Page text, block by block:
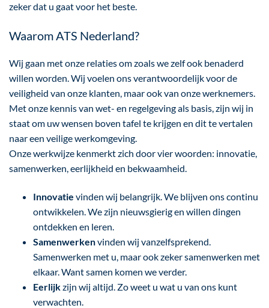
zeker dat u gaat voor het beste.
Waarom ATS Nederland?
Wij gaan met onze relaties om zoals we zelf ook benaderd
willen worden. Wij voelen ons verantwoordelijk voor de
veiligheid van onze klanten, maar ook van onze werknemers.
Met onze kennis van wet- en regelgeving als basis, zijn wij in
staat om uw wensen boven tafel te krijgen en dit te vertalen
naar een veilige werkomgeving.
Onze werkwijze kenmerkt zich door vier woorden: innovatie,
samenwerken, eerlijkheid en bekwaamheid.
Innovatie vinden wij belangrijk. We blijven ons continu
ontwikkelen. We zijn nieuwsgierig en willen dingen
ontdekken en leren.
Samenwerkenvinden wij vanzelfsprekend.
Samenwerken met u, maar ook zeker samenwerken met
elkaar. Want samen komen we verder.
Eerlijkzijn wij altijd. Zo weet u wat u van ons kunt
verwachten.